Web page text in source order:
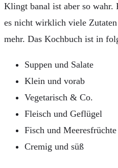
Klingt banal ist aber so wahr.
es nicht wirklich viele
mehr. Das Kochbuch ist in
Suppen und Salate
Klein und vorab
Vegetarisch & Co.
Fleisch und Geflügel
Fisch und Meeresfrüchte
Cremig und süß